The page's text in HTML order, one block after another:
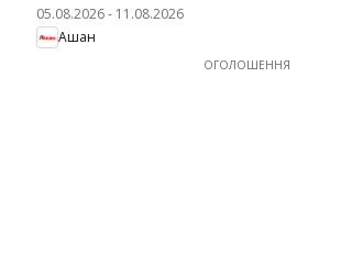
05.08.2026- 11.08.2026
Ашан
ОГОЛОШЕННЯ